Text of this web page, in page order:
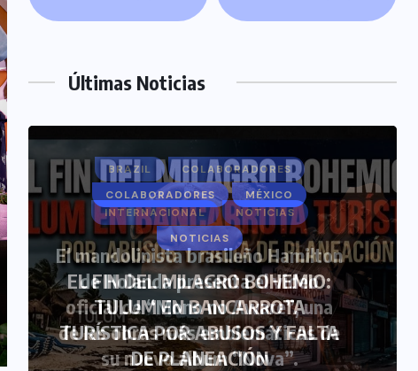
Últimas Noticias
BRAZIL COLABORADORES
INTERNACIONAL NOTICIAS
El mandolinista brasileño Hamilton
de Holanda presenta el video
oficial de “Mono no Aware”, una
de las obras más emblemáticas de
su nuevo álbum “Nova”.